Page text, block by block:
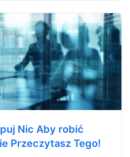
Nic Aby robić
Przeczytasz Tego!